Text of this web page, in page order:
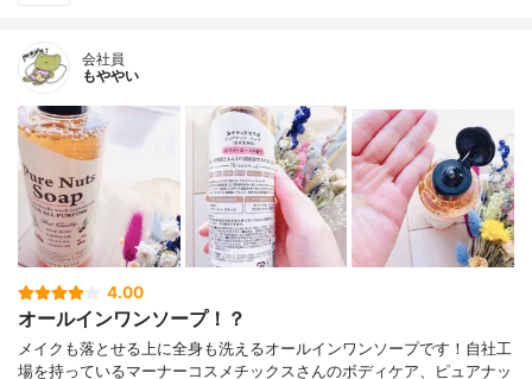
会社員
もややい
4.00
オールインワンソープ！？
メイクも落とせる上に全身も洗えるオールインワンソープです！自社工
場を持っているマーナーコスメチックスさんのボディケア、ピュアナッ